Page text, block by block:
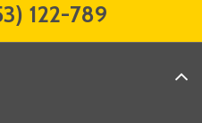
122-789